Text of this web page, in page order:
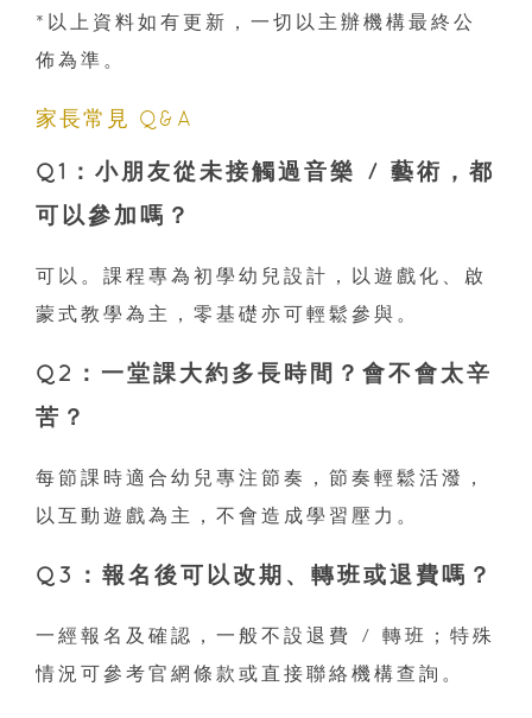
*以上資料如有更新，一切以主辦機構最終公
佈為準。
家長常見 Q&A
Q1：小朋友從未接觸過音樂 / 藝術，都
可以參加嗎？
可以。課程專為初學幼兒設計，以遊戲化、啟
蒙式教學為主，零基礎亦可輕鬆參與。
Q2：一堂課大約多長時間？會不會太辛
苦？
每節課時適合幼兒專注節奏，節奏輕鬆活潑，
以互動遊戲為主，不會造成學習壓力。
Q3：報名後可以改期、轉班或退費嗎？
一經報名及確認，一般不設退費 / 轉班；特殊
情況可參考官網條款或直接聯絡機構查詢。